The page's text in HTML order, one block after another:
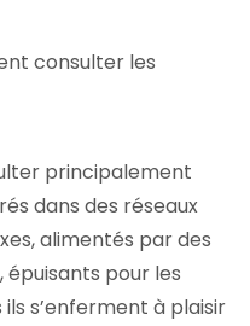
consulter les
principalement
dans des réseaux
alimentés par des
pour les
s’enferment à plaisir